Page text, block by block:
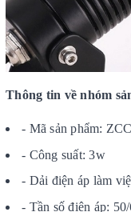
Thông tin về nhóm
- Mã sản phẩm:
- Công suất: 3w
- Dải điện áp làm
- Tần số điện áp: